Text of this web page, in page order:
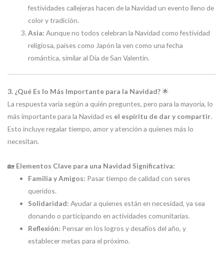
festividades callejeras hacen de la Navidad un evento lleno de
color y tradición.
Asia: Aunque no todos celebran la Navidad como festividad
religiosa, países como Japón la ven como una fecha
romántica, similar al Día de San Valentín.
3. ¿Qué Es lo Más Importante para la Navidad?🌟
La respuesta varía según a quién preguntes, pero para la mayoría, lo
más importante para la Navidad es el espíritu de dar y compartir.
Esto incluye regalar tiempo, amor y atención a quienes más lo
necesitan.
🏡 Elementos Clave para una Navidad Significativa:
Familia y Amigos: Pasar tiempo de calidad con seres
queridos.
Solidaridad: Ayudar a quienes están en necesidad, ya sea
donando o participando en actividades comunitarias.
Reflexión: Pensar en los logros y desafíos del año, y
establecer metas para el próximo.